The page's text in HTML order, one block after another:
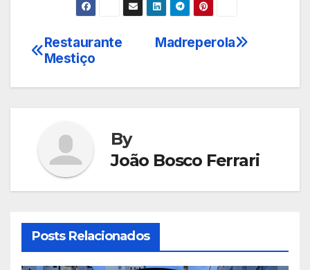
Navegação
Madreperola
Restaurante
Mestiço
By
João Bosco Ferrari
Posts Relacionados